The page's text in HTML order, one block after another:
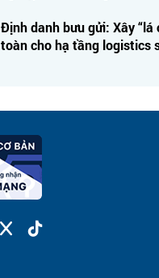
Định danh bưu gửi: Xây “lá
toàn cho hạ tầng logistics